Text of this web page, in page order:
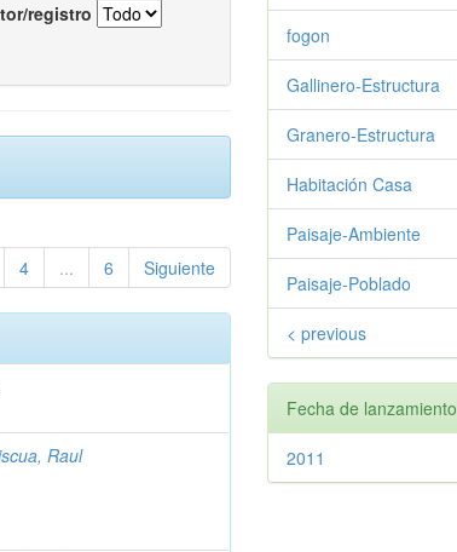
registro
4 ... 6 Siguiente
Raul
fogon
Gallinero-Estructura
Granero-Estructura
Habitación Casa
Paisaje-Ambiente
Paisaje-Poblado
< previous
Fecha de lanzamiento
2011